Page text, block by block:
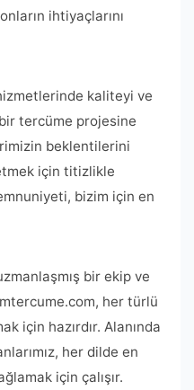
ihtiyaçlarını
kaliteyi ve
tercüme projesine
beklentilerini
için titizlikle
bizim için en
bir ekip ve
her türlü
için hazırdır. Alanında
her dilde en
için çalışır.